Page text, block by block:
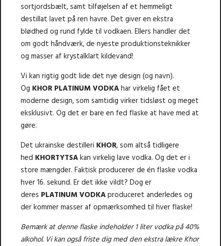
sortjordsbælt, samt tilføjelsen af et hemmeligt
destillat lavet på ren havre. Det giver en ekstra
blødhed og rund fylde til vodkaen. Ellers handler det
om godt håndværk, de nyeste produktionsteknikker
og masser af krystalklart kildevand!
Vi kan rigtig godt lide det nye design (og navn).
Og KHOR PLATINUM VODKAhar virkelig fået et
moderne design, som samtidig virker tidsløst og meget
eksklusivt. Og det er bare en fed flaske at have med at
gøre.
Det ukrainske destilleri KHOR, som altså tidligere
hed KHORTYTSAkan virkelig lave vodka. Og det er i
store mængder. Faktisk producerer de én flaske vodka
hver 16. sekund. Er det ikke vildt? Dog er
deres PLATINUM VODKAproduceret anderledes og
der kommer masser af opmærksomhed til hver flaske!
Bemærk at denne flaske indeholder 1 liter vodka på 40%
alkohol. Vi kan også friste dig med den ekstra lækreKhor